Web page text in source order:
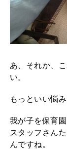
あ、それか、
い。
もっといい悩
我が子を保育
スタッフさん
んですね。